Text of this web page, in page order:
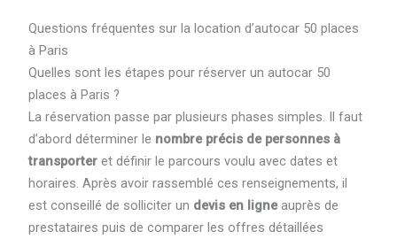
Questions fréquentes sur la location d’autocar 50 places
à Paris
Quelles sont les étapes pour réserver un autocar 50
places à Paris ?
La réservation passe par plusieurs phases simples. Il faut
d’abord déterminer le nombre précis de personnes à
transporteret définir le parcours voulu avec dates et
horaires. Après avoir rassemblé ces renseignements, il
est conseillé de solliciter un devis en ligneauprès de
prestataires puis de comparer les offres détaillées